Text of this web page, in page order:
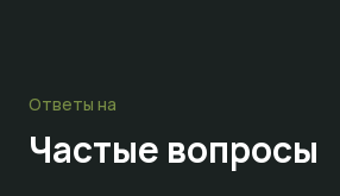
Ответы на
Частые вопросы